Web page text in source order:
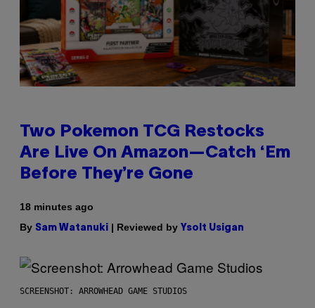
Two Pokemon TCG Restocks
Are Live On Amazon—Catch ‘Em
Before They’re Gone
18 minutes ago
By Sam Watanuki | Reviewed by Ysolt Usigan
SCREENSHOT: ARROWHEAD GAME STUDIOS